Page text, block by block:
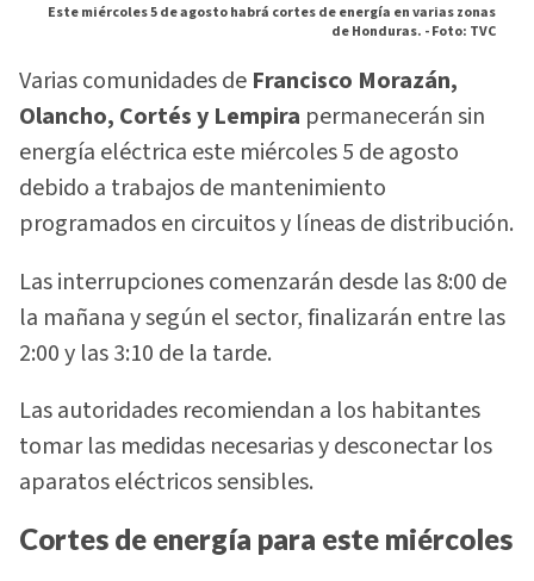
Este miércoles 5 de agosto habrá cortes de energía en varias zonas
de Honduras. -Foto: TVC
Varias comunidades de Francisco Morazán,
Olancho, Cortés y Lempira permanecerán sin
energía eléctrica este miércoles 5 de agosto
debido a trabajos de mantenimiento
programados en circuitos y líneas de distribución.
Las interrupciones comenzarán desde las 8:00 de
la mañana y según el sector, finalizarán entre las
2:00 y las 3:10 de la tarde.
Las autoridades recomiendan a los habitantes
tomar las medidas necesarias y desconectar los
aparatos eléctricos sensibles.
Cortes de energía para este miércoles